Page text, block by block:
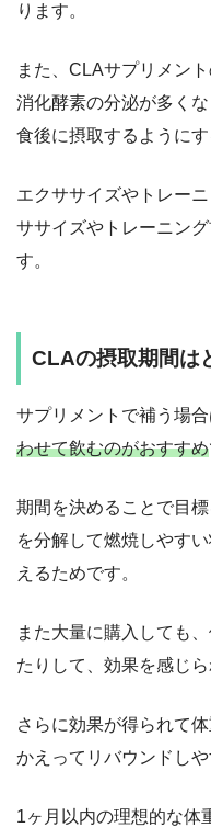
ります。
また、CLAサプリメン
消化酵素の分泌が多く
食後に摂取するようにす
エクササイズやトレー
ササイズやトレーニン
す。
CLAの摂取期間は
サプリメントで補う場合
わせて飲むのがおすすめ
期間を決めることで目
を分解して燃焼しやす
えるためです。
また大量に購入しても
たりして、効果を感じ
さらに効果が得られて
かえってリバウンドし
1ヶ月以内の理想的な体